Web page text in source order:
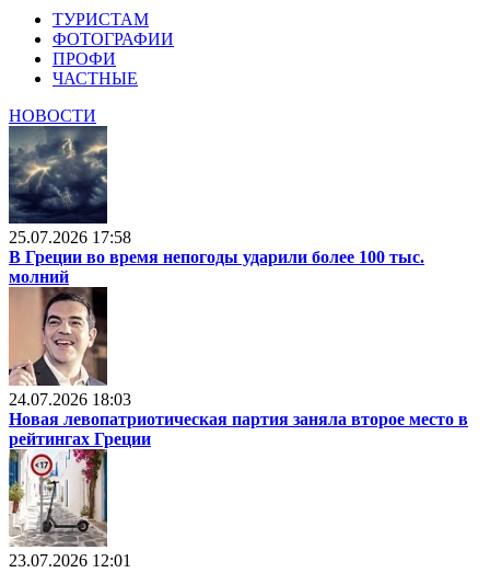
ТУРИСТАМ
ФОТОГРАФИИ
ПРОФИ
ЧАСТНЫЕ
НОВОСТИ
25.07.2026 17:58
В Греции во время непогоды ударили более 100 тыс.
молний
24.07.2026 18:03
Новая левопатриотическая партия заняла второе место в
рейтингах Греции
23.07.2026 12:01